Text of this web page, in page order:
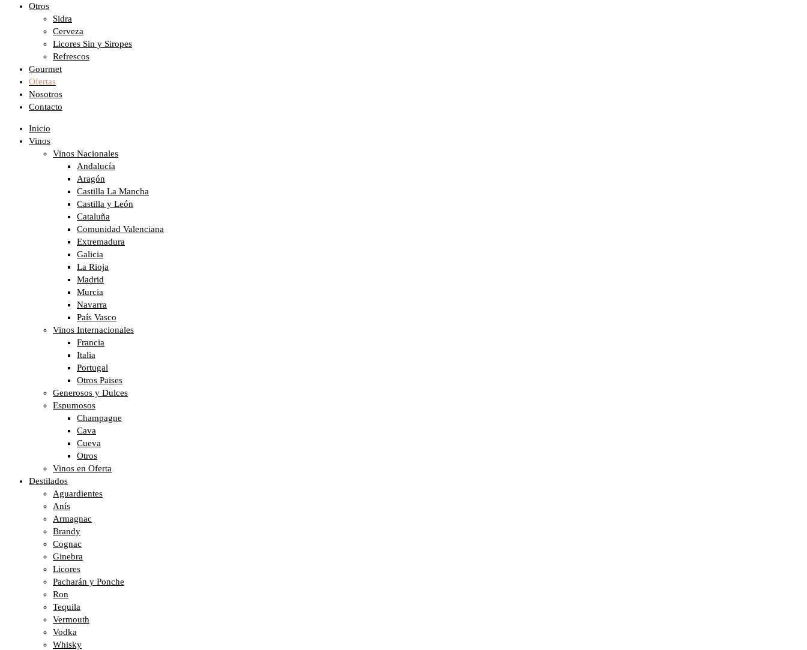
Otros
Sidra
Cerveza
Licores Sin y Siropes
Refrescos
Gourmet
Ofertas
Nosotros
Contacto
Inicio
Vinos
Vinos Nacionales
Andalucía
Aragón
Castilla La Mancha
Castilla y León
Cataluña
Comunidad Valenciana
Extremadura
Galicia
La Rioja
Madrid
Murcia
Navarra
País Vasco
Vinos Internacionales
Francia
Italia
Portugal
Otros Paises
Generosos y Dulces
Espumosos
Champagne
Cava
Cueva
Otros
Vinos en Oferta
Destilados
Aguardientes
Anís
Armagnac
Brandy
Cognac
Ginebra
Licores
Pacharán y Ponche
Ron
Tequila
Vermouth
Vodka
Whisky